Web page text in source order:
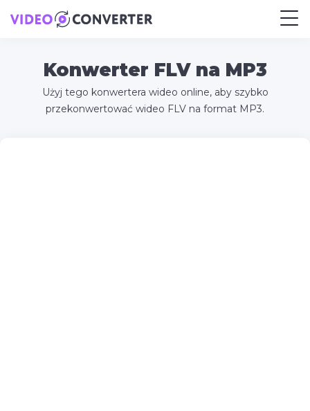
Konwerter FLV na MP3
Użyj tego konwertera wideo online, aby szybko
przekonwertować wideo FLV na format MP3.